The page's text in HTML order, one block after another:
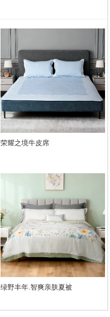
荣耀之境牛皮席
绿野丰年.智爽亲肤夏被